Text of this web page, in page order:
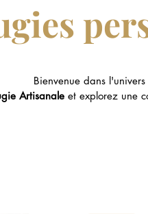
Bienvenue dans
Artisanale et explorez une